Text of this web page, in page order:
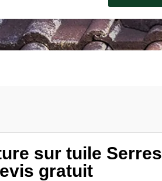
sur tuile Serres
gratuit